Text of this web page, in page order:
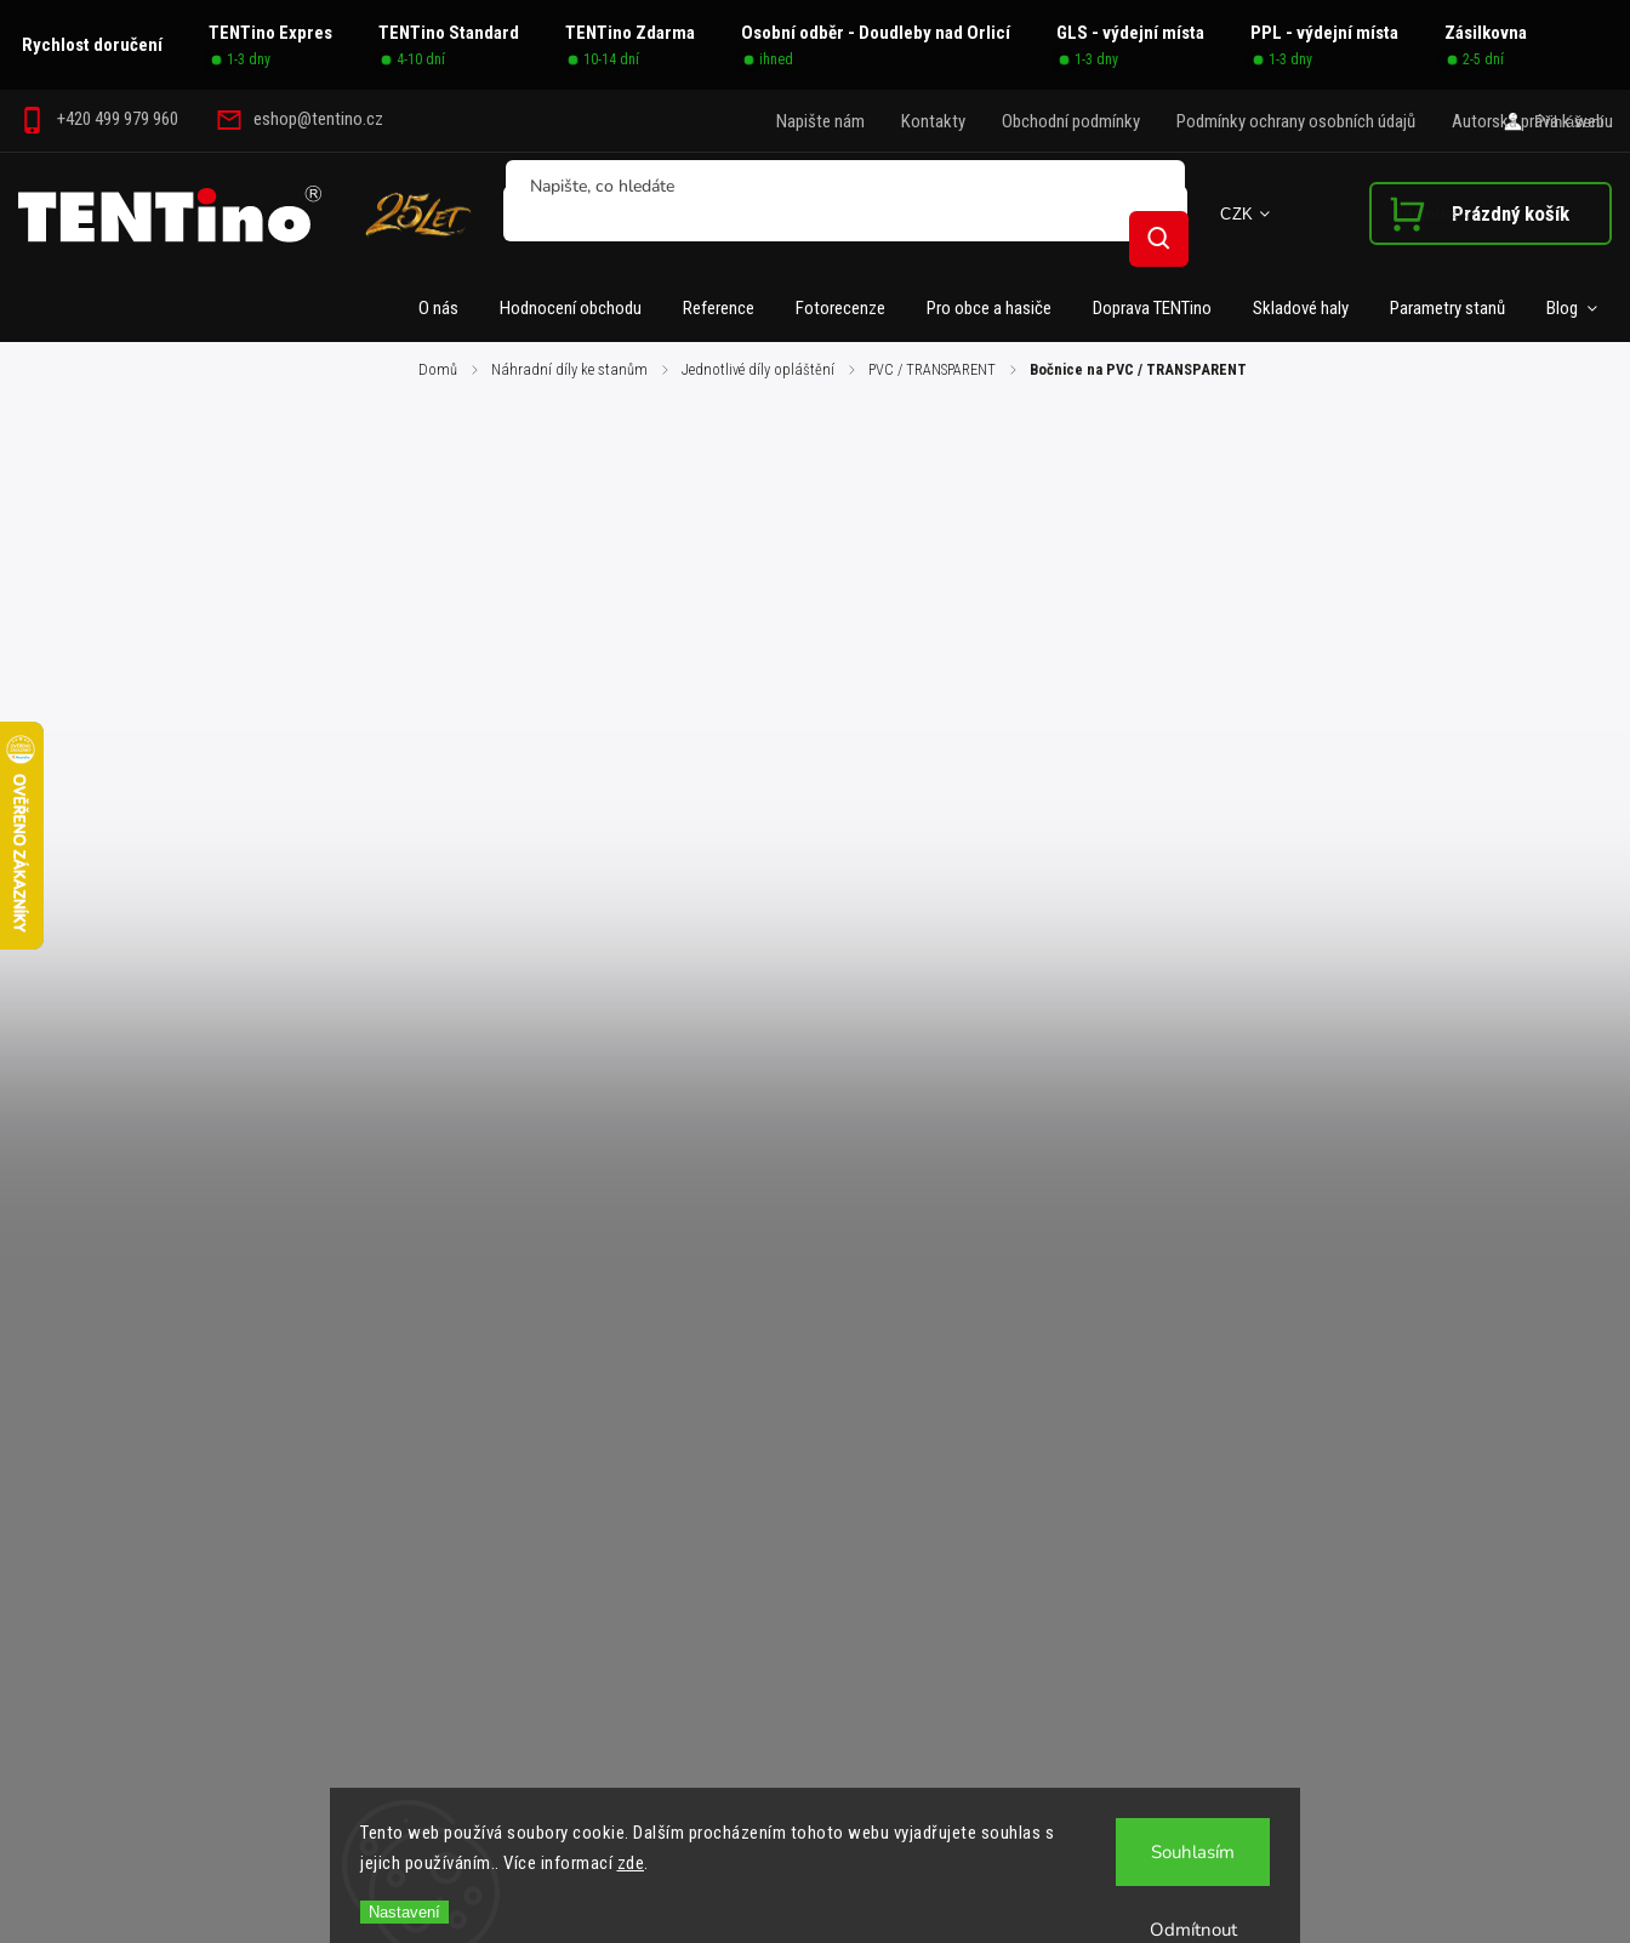
Tento web používá soubory cookie. Dalším procházením tohoto webu vyjadřujete souhlas s
jejich používáním.. Více informací zde.
Nastavení
Odmítnout
Souhlasím
Rychlost doručení
TENTino Expres TENTino Standard TENTino Zdarma Osobní odběr - Doudleby nad Orlicí GLS - výdejní místa PPL - výdejní místa Zásilkovna
1-3 dny 4-10 dní 10-14 dní ihned 1-3 dny 1-3 dny 2-5 dní
+420 499 979 960 eshop@tentino.cz Napište nám Kontakty Obchodní podmínky Podmínky ochrany osobních údajů Autorská práva k webu
CZK
Přihlášení
Hledat
Nákupní košíkPrázdný košík
O nás Hodnocení obchodu Reference Fotorecenze Pro obce a hasiče Doprava TENTino Skladové haly Parametry stanů Blog
Domů / Náhradní díly ke stanům / Jednotlivé díly opláštění / PVC / TRANSPARENT / Bočnice na PVC / TRANSPARENT